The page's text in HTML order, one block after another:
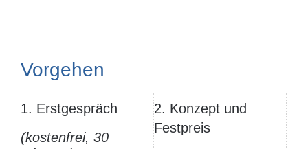
Vorgehen
1. Erstgespräch
(kostenfrei, 30
2. Konzept und
Festpreis